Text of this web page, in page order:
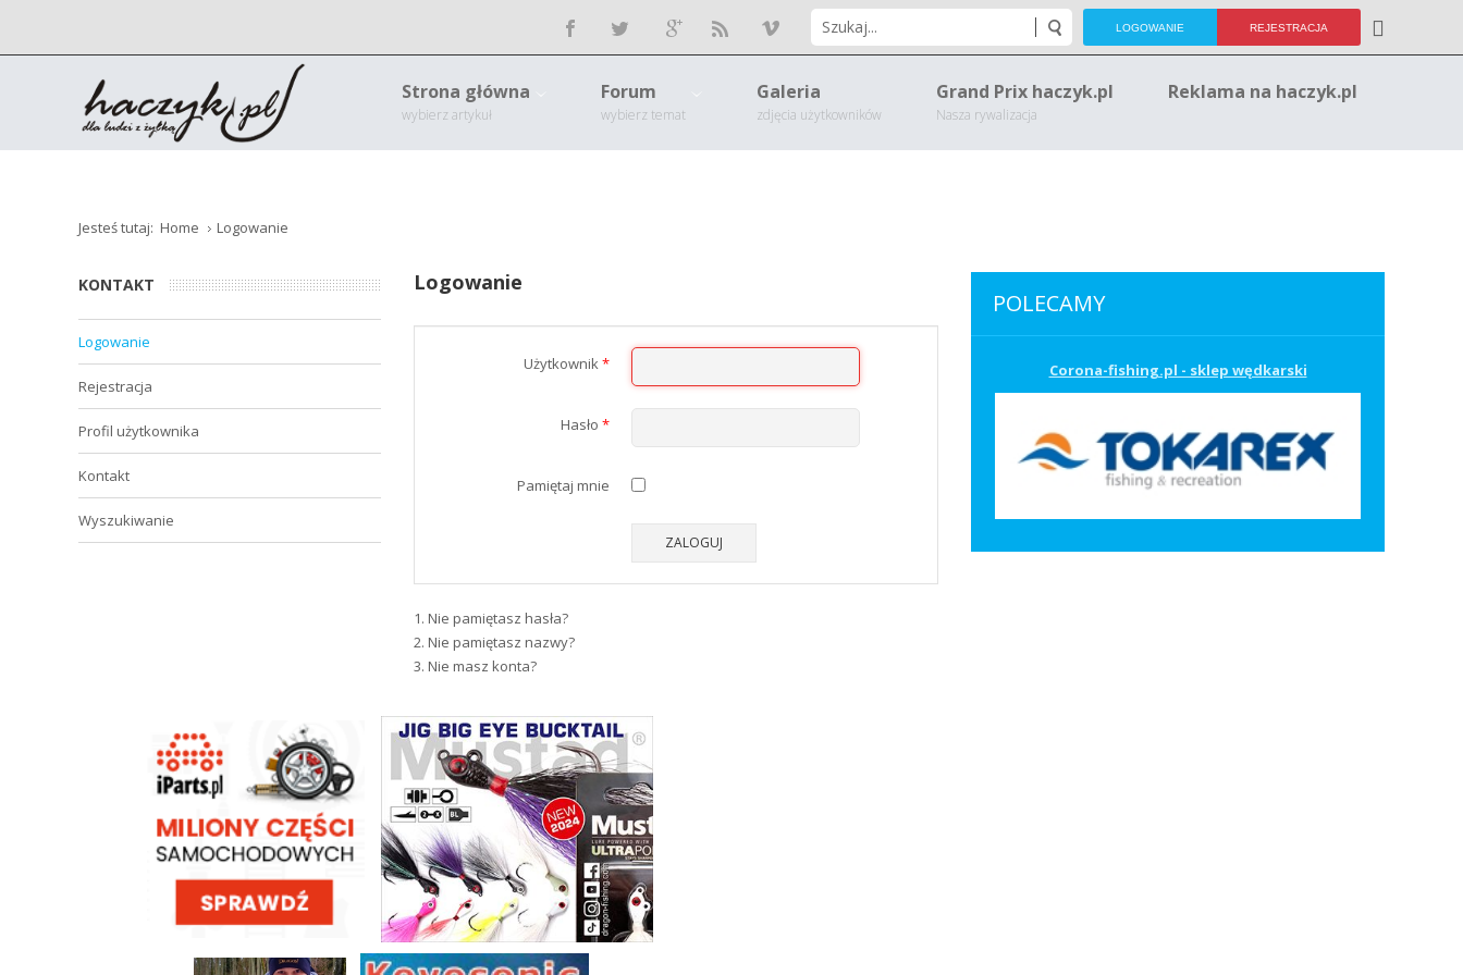
LOGOWANIE REJESTRACJA
Strona główna
wybierz artykuł
Forum
wybierz temat
Galeria
zdjęcia użytkowników
Grand Prix haczyk.pl
Nasza rywalizacja
Reklama na haczyk.pl
Jesteś tutaj: Home Logowanie
Logowanie
Użytkownik*
Hasło *
Pamiętaj mnie
ZALOGUJ
Nie pamiętasz hasła?
Nie pamiętasz nazwy?
Nie masz konta?
KONTAKT
Logowanie
Rejestracja
Profil użytkownika
Kontakt
Wyszukiwanie
POLECAMY
Corona-fishing.pl - sklep wędkarski